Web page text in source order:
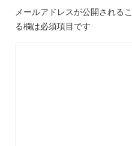
メールアドレスが公開される
る欄は必須項目です